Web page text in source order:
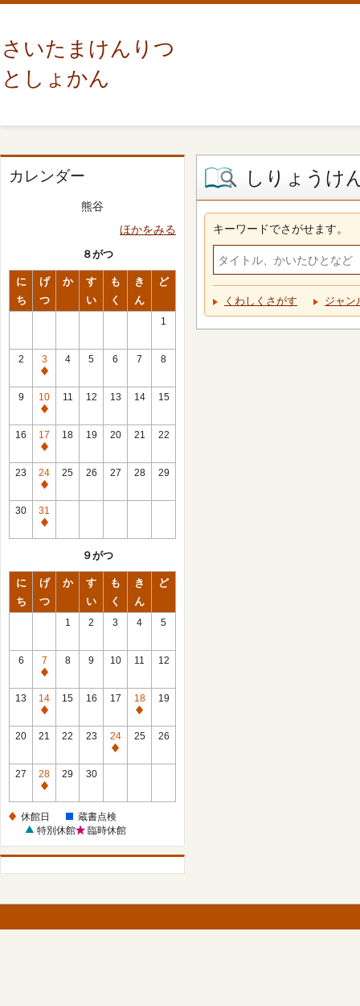
さいたまけんりつ
としょかん
カレンダー
熊谷
ほかをみる
８がつ
に
ち
げ
つ
か
す
い
も
く
き
ん
ど
1
2
3
休
館
日
4 5 6 7 8
9
10
休
館
日
11 12 13 14 15
16
17
休
館
日
18 19 20 21 22
23
24
休
館
日
25 26 27 28 29
30
31
休
９がつ
に
ち
げ
つ
か
す
い
も
く
き
ん
ど
1 2 3 4 5
6
7
休
館
日
8 9 10 11 12
13
14
休
館
15 16 17
18
休
館
19
20 21 22 23
24
休
25 26
27
28
休
日
29 30
休館日
蔵書点検
特別休館
臨時休館
しりょうけ
キーワードでさがせます。
くわしくさがす ジャン